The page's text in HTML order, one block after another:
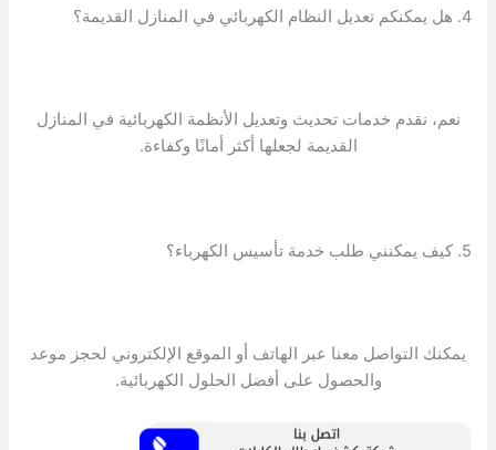
4. هل يمكنكم تعديل النظام الكهربائي في المنازل القديمة؟
نعم، نقدم خدمات تحديث وتعديل الأنظمة الكهربائية في المنازل
القديمة لجعلها أكثر أمانًا وكفاءة.
5. كيف يمكنني طلب خدمة تأسيس الكهرباء؟
يمكنك التواصل معنا عبر الهاتف أو الموقع الإلكتروني لحجز موعد
والحصول على أفضل الحلول الكهربائية.